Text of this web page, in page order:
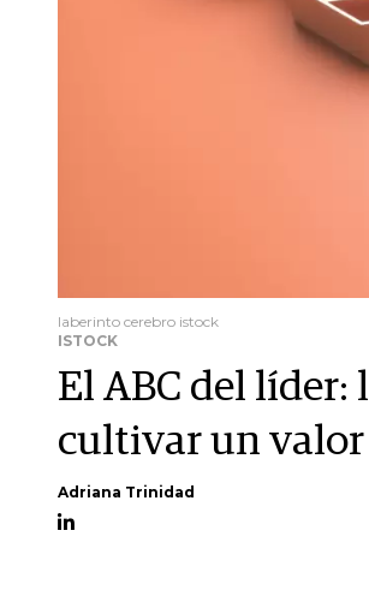
laberinto cerebro istock
ISTOCK
El ABC del líder:
cultivar un valor
Adriana Trinidad